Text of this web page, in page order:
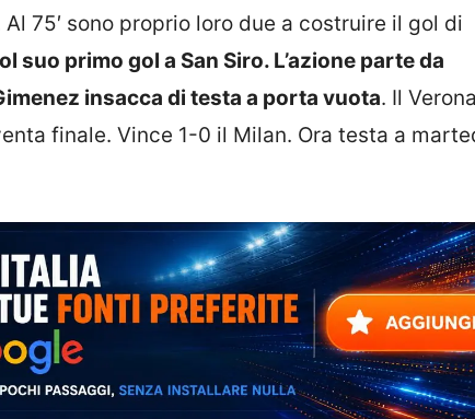
75′ sono proprio loro due a costruire il gol di
suo primo gol a San Siro. L’azione parte da
insacca di testa a porta vuota. Il Verona
finale. Vince 1-0 il Milan. Ora testa a